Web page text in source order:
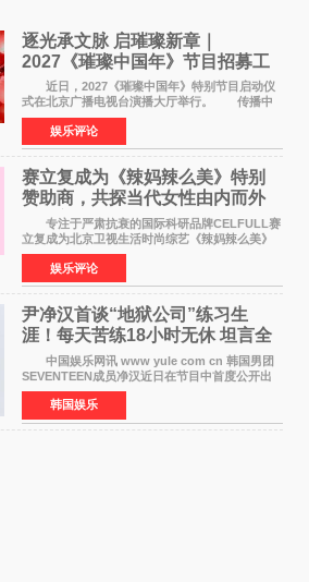
逐光承文脉 启璀璨新章｜
2027《璀璨中国年》节目招募工
作圆满启动
近日，2027《璀璨中国年》特别节目启动仪
式在北京广播电视台演播大厅举行。 传播中
华优秀传统文化，弘扬纯正国风艺术，打造高规
格、高质感、正能量的文艺盛典，是璀璨中国年
矢志不渝的初心
娱乐评论
赛立复成为《辣妈辣么美》特别
赞助商，共探当代女性由内而外
活力美
专注于严肃抗衰的国际科研品牌CELFULL赛
立复成为北京卫视生活时尚综艺《辣妈辣么美》
的特别赞助商,明星辣妈袁咏仪倾情参与，向广大
都市女性传递健康生活新主张，寄语当代女性在
家庭与自我之间
娱乐评论
尹净汉首谈“地狱公司”练习生
涯！每天苦练18小时无休 坦言全
靠成员撑过来
中国娱乐网讯 www yule com cn 韩国男团
SEVENTEEN成员净汉近日在节目中首度公开出
道前的残酷练习生经历，并提及经纪公司Pledis
娱乐，引发广泛关注。 在8月2日播出的日本
TBS综艺节目《周
韩国娱乐